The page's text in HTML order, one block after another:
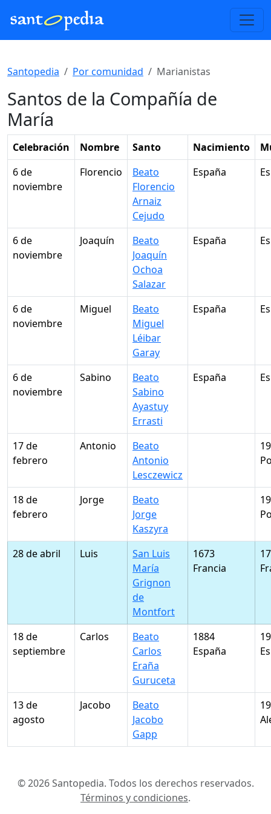
Santopedia Por comunidad Marianistas
Santos de la Compañía de
María
Celebración Nombre Santo Nacimiento
6 de
noviembre
Florencio
Beato
Florencio
Arnaiz
Cejudo
España
6 de
noviembre
Joaquín
Beato
Joaquín
Ochoa
Salazar
España
6 de
noviembre
Miguel
Beato
Miguel
Léibar
Garay
España
6 de
noviembre
Sabino
Beato
Sabino
Ayastuy
Errasti
España
17 de
febrero
Antonio
Beato
Antonio
Lesczewicz
18 de
febrero
Jorge
Beato
Jorge
Kaszyra
28 de abril Luis
San Luis
María
Grignon
de
Montfort
1673
Francia
18 de
septiembre
Carlos
Beato
Carlos
Eraña
Guruceta
1884
España
13 de
agosto
Jacobo
Beato
Jacobo
Gapp
© 2026 Santopedia. Todos los derechos reservados.
Términos y condiciones.